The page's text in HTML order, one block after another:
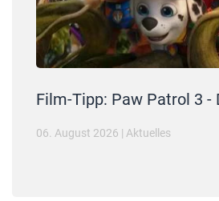
Film-Tipp: Paw Patrol 3 -
06. August 2026 | Aktuelles